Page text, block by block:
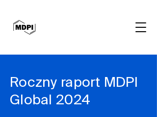
Roczny raport MDPI
Global 2024